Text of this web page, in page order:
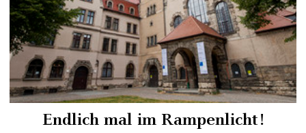
Endlich mal im Rampenlicht!